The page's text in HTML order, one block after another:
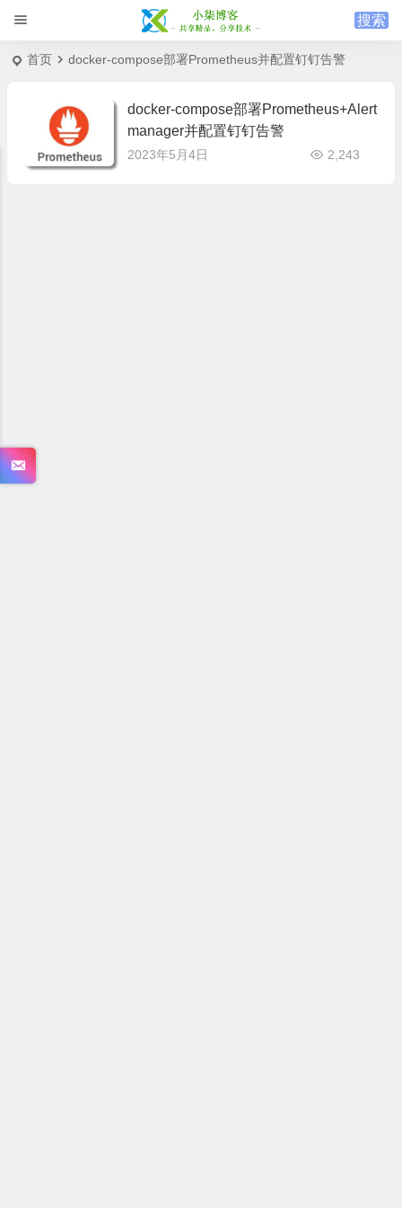
首页 docker-compose部署Prometheus并配置钉钉告警
docker-compose部署Prometheus+Alert
manager并配置钉钉告警
2023年5月4日 2,243